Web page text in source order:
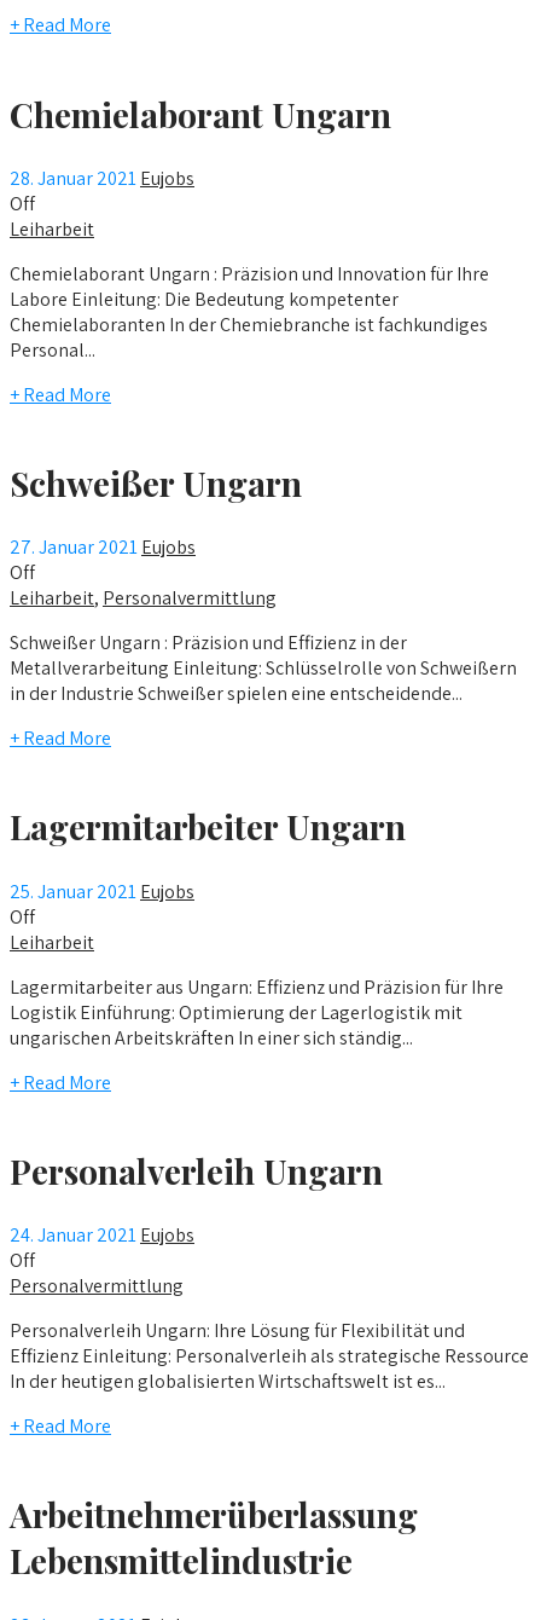
+ Read More
Chemielaborant Ungarn
28. Januar 2021Eujobs
Off
Leiharbeit
Chemielaborant Ungarn : Präzision und Innovation für Ihre
Labore Einleitung: Die Bedeutung kompetenter
Chemielaboranten In der Chemiebranche ist fachkundiges
Personal...
+ Read More
Schweißer Ungarn
27. Januar 2021Eujobs
Off
Leiharbeit, Personalvermittlung
Schweißer Ungarn : Präzision und Effizienz in der
Metallverarbeitung Einleitung: Schlüsselrolle von Schweißern
in der Industrie Schweißer spielen eine entscheidende...
+ Read More
Lagermitarbeiter Ungarn
25. Januar 2021Eujobs
Off
Leiharbeit
Lagermitarbeiter aus Ungarn: Effizienz und Präzision für Ihre
Logistik Einführung: Optimierung der Lagerlogistik mit
ungarischen Arbeitskräften In einer sich ständig...
+ Read More
Personalverleih Ungarn
24. Januar 2021Eujobs
Off
Personalvermittlung
Personalverleih Ungarn: Ihre Lösung für Flexibilität und
Effizienz Einleitung: Personalverleih als strategische Ressource
In der heutigen globalisierten Wirtschaftswelt ist es...
+ Read More
Arbeitnehmerüberlassung
Lebensmittelindustrie